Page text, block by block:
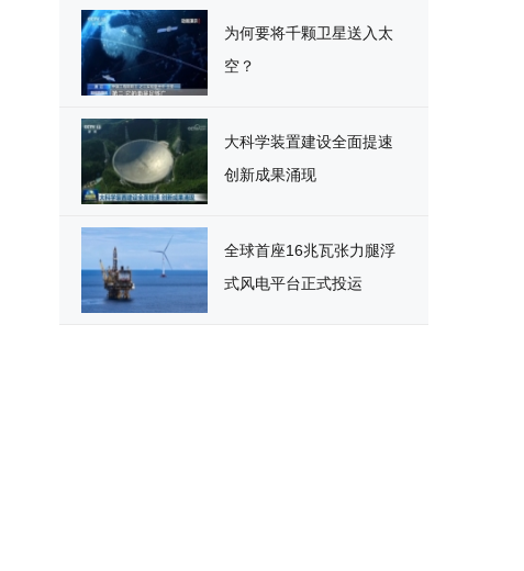
为何要将千颗卫星送入太
空？
大科学装置建设全面提速
创新成果涌现
全球首座16兆瓦张力腿浮
式风电平台正式投运